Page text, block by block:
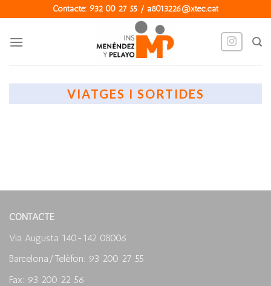
to
content
Contacte: 932 00 27 55 / a8013226@xtec.cat
VIATGES I SORTIDES
CONTACTE
Via Augusta 140-142 08006
Barcelona/Telèfon: 93 200 27 55
Fax: 93 200 22 56